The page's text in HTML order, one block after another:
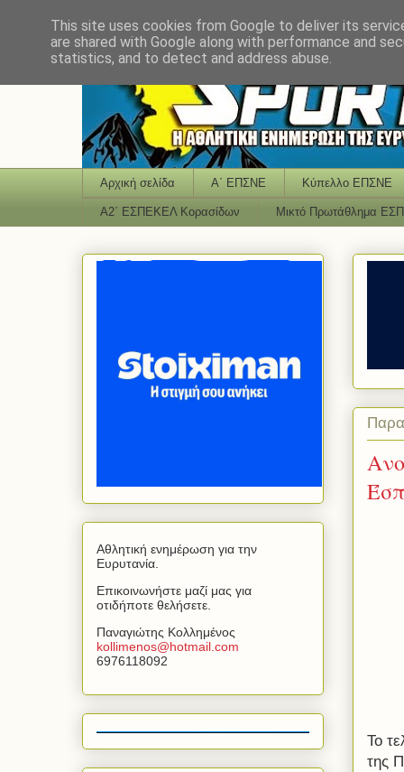
Αρχική σελίδα Α΄ ΕΠΣΝΕ Κύπελλο ΕΠΣΝΕ
Α2΄ ΕΣΠΕΚΕΛ Κορασίδων Μικτό Πρωτάθλημα
Το
της
Αθλητική ενημέρωση για την
Ευρυτανία.
Επικοινωνήστε μαζί μας για
οτιδήποτε θελήσετε.
Παναγιώτης Κολλημένος
kollimenos@hotmail com
6976118092
This site uses cookies from Google to deliver its
are shared with Google along with performance and
statistics, and to detect and address abuse.